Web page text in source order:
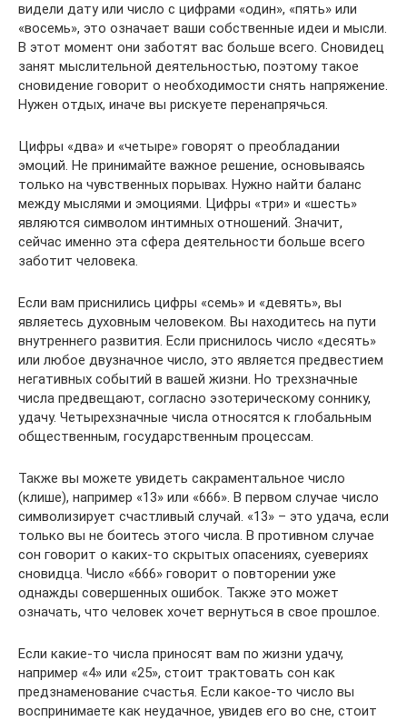
видели дату или число с цифрами «один», «пять» или
«восемь», это означает ваши собственные идеи и мысли.
В этот момент они заботят вас больше всего. Сновидец
занят мыслительной деятельностью, поэтому такое
сновидение говорит о необходимости снять напряжение.
Нужен отдых, иначе вы рискуете перенапрячься.
Цифры «два» и «четыре» говорят о преобладании
эмоций. Не принимайте важное решение, основываясь
только на чувственных порывах. Нужно найти баланс
между мыслями и эмоциями. Цифры «три» и «шесть»
являются символом интимных отношений. Значит,
сейчас именно эта сфера деятельности больше всего
заботит человека.
Если вам приснились цифры «семь» и «девять», вы
являетесь духовным человеком. Вы находитесь на пути
внутреннего развития. Если приснилось число «десять»
или любое двузначное число, это является предвестием
негативных событий в вашей жизни. Но трехзначные
числа предвещают, согласно эзотерическому соннику,
удачу. Четырехзначные числа относятся к глобальным
общественным, государственным процессам.
Также вы можете увидеть сакраментальное число
(клише), например «13» или «666». В первом случае число
символизирует счастливый случай. «13» – это удача, если
только вы не боитесь этого числа. В противном случае
сон говорит о каких-то скрытых опасениях, суевериях
сновидца. Число «666» говорит о повторении уже
однажды совершенных ошибок. Также это может
означать, что человек хочет вернуться в свое прошлое.
Если какие-то числа приносят вам по жизни удачу,
например «4» или «25», стоит трактовать сон как
предзнаменование счастья. Если какое-то число вы
воспринимаете как неудачное, увидев его во сне, стоит